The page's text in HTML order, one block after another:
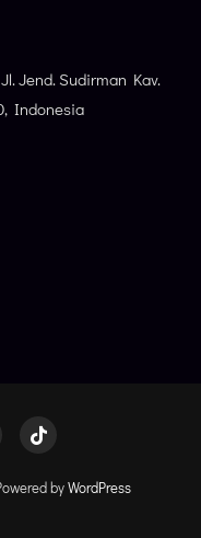
Jend. Sudirman Kav.
Indonesia
byWordPress